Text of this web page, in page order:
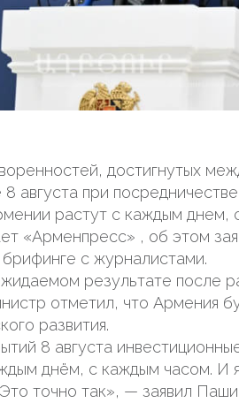
достигнутых
8 августа при
растут с каждым днем,
«Арменпресс» , об этом
с журналистами.
результате после
отметил, что Армения
развития.
8 августа
днём, с каждым часом. И
точно так», — заявил